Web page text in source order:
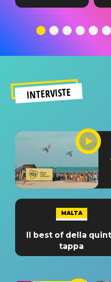
testo,
significato
INTERVISTE
MALTA
Il best of della
tappa